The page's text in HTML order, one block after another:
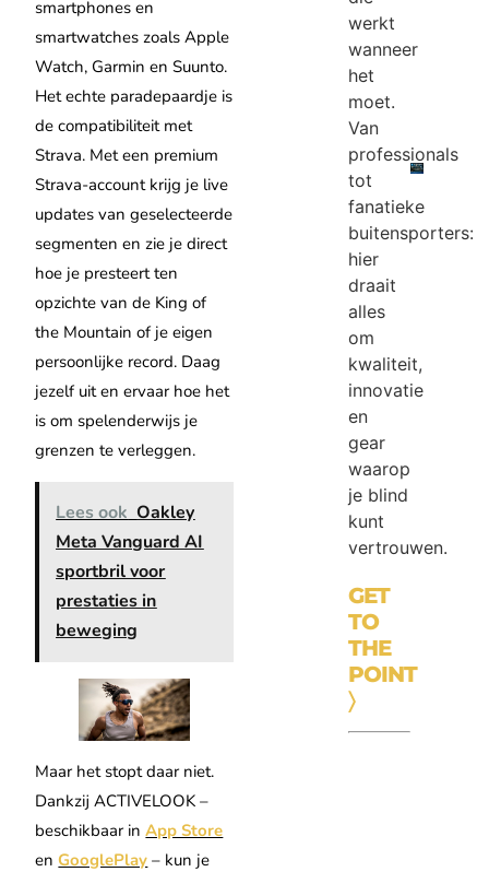
smartphones en
smartwatches zoals Apple
Watch, Garmin en Suunto.
Het echte paradepaardje is
de compatibiliteit met
Strava. Met een premium
Strava-account krijg je live
updates van geselecteerde
segmenten en zie je direct
hoe je presteert ten
opzichte van de King of
the Mountain of je eigen
persoonlijke record. Daag
jezelf uit en ervaar hoe het
is om spelenderwijs je
grenzen te verleggen.
Lees ook Oakley
Meta Vanguard AI
sportbril voor
prestaties in
beweging
Maar het stopt daar niet.
Dankzij ACTIVELOOK –
beschikbaar inApp Store
enGooglePlay – kun je
werkt
wanneer
het
moet.
Van
professionals
tot
fanatieke
buitensporters:
hier
draait
alles
om
kwaliteit,
innovatie
en
gear
waarop
je blind
kunt
vertrouwen.
GET
TO
THE
POINT
〉